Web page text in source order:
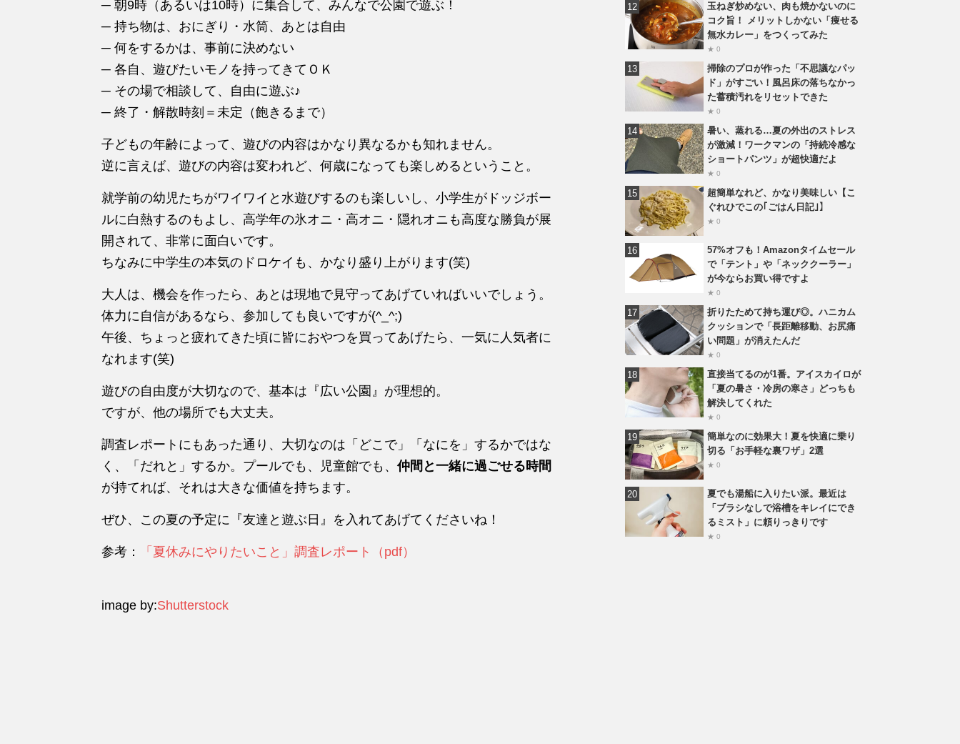
─ 朝9時（あるいは10時）に集合して、みんなで公園で遊ぶ！
─ 持ち物は、おにぎり・水筒、あとは自由
─ 何をするかは、事前に決めない
─ 各自、遊びたいモノを持ってきてＯＫ
─ その場で相談して、自由に遊ぶ♪
─ 終了・解散時刻＝未定（飽きるまで）
子どもの年齢によって、遊びの内容はかなり異なるかも知れません。
逆に言えば、遊びの内容は変われど、何歳になっても楽しめるということ。
就学前の幼児たちがワイワイと水遊びするのも楽しいし、小学生がドッジボー
ルに白熱するのもよし、高学年の氷オニ・高オニ・隠れオニも高度な勝負が展
開されて、非常に面白いです。
ちなみに中学生の本気のドロケイも、かなり盛り上がります(笑)
大人は、機会を作ったら、あとは現地で見守ってあげていればいいでしょう。
体力に自信があるなら、参加しても良いですが(^_^;)
午後、ちょっと疲れてきた頃に皆におやつを買ってあげたら、一気に人気者に
なれます(笑)
遊びの自由度が大切なので、基本は『広い公園』が理想的。
ですが、他の場所でも大丈夫。
調査レポートにもあった通り、大切なのは「どこで」「なにを」するかではな
く、「だれと」するか。プールでも、児童館でも、 仲間と一緒に過ごせる時間
が持てれば、それは大きな価値を持ちます。
ぜひ、この夏の予定に『友達と遊ぶ日』を入れてあげてくださいね！
参考： 「夏休みにやりたいこと」調査レポート（pdf）
image by:Shutterstock
玉ねぎ炒めない、肉も焼かないのに
コク旨！ メリットしかない「痩せる
無水カレー」をつくってみた
★ 0
掃除のプロが作った「不思議なパッ
ド」がすごい！風呂床の落ちなかっ
た蓄積汚れをリセットできた
★ 0
暑い、蒸れる…夏の外出のストレス
が激減！ワークマンの「持続冷感な
ショートパンツ」が超快適だよ
★ 0
超簡単なれど、かなり美味しい【こ
ぐれひでこの｢ごはん日記｣】
★ 0
57%オフも！Amazonタイムセール
で「テント」や「ネッククーラー」
が今ならお買い得ですよ
★ 0
折りたためて持ち運び◎。ハニカム
クッションで「長距離移動、お尻痛
い問題」が消えたんだ
★ 0
直接当てるのが1番。アイスカイロが
「夏の暑さ・冷房の寒さ」どっちも
解決してくれた
★ 0
簡単なのに効果大！夏を快適に乗り
切る「お手軽な裏ワザ」2選
★ 0
夏でも湯船に入りたい派。最近は
「ブラシなしで浴槽をキレイにでき
るミスト」に頼りっきりです
★ 0